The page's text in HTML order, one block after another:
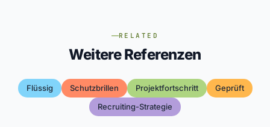
RELATED
Weitere Referenzen
Flüssig Schutzbrillen Projektfortschritt
Geprüft
Recruiting-Strategie